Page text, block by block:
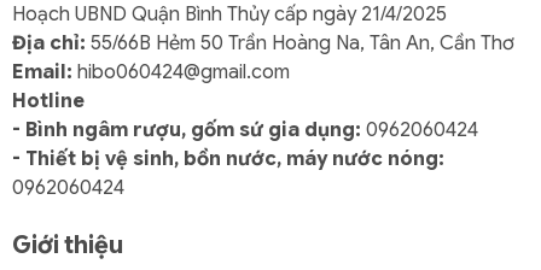
Hoạch UBND Quận Bình Thủy cấp ngày 21/4/2025
Địa chỉ: 55/66B Hẻm 50 Trần Hoàng Na, Tân An, Cần Thơ
Email: hibo060424@gmail.com
Hotline
- Bình ngâm rượu, gốm sứ gia dụng: 0962060424
- Thiết bị vệ sinh, bồn nước, máy nước nóng:
0962060424
Giới thiệu